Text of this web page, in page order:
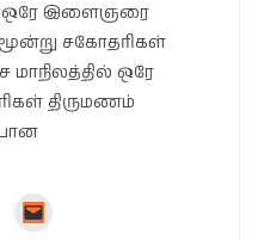
ஒரே இளைஞரை
சகோதரிகள்
மாநிலத்தில் ஒரே
திருமணம்